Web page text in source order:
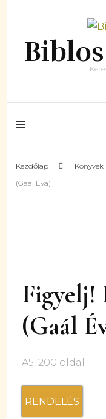
Kezdőlap Könyvek
(Gaál Éva)
Figyelj!
(Gaál
A5, 200 oldal
RENDELÉS